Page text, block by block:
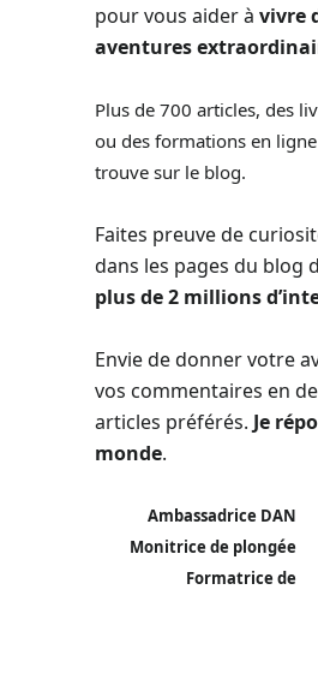
pour vous aider à vivre
aventures
Plus de 700 articles, des
ou des formations en
trouve sur le blog.
Faites preuve de
dans les pages du blog
plus de 2 millions
Envie de donner votre
vos commentaires en
articles préférés. Je
monde.
Ambassadrice DAN
Monitrice de plongée
Formatrice de